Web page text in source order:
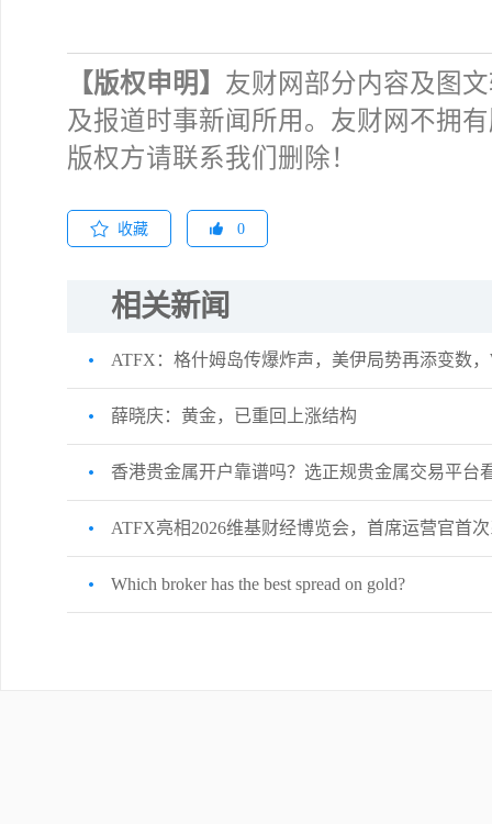
【版权申明】 友财网部分内容及图
及报道时事新闻所用。友财网不拥
版权方请联系我们删除！
收藏 0
相关新闻
ATFX：格什姆岛传爆炸声，美伊局势再添变数
薛晓庆：黄金，已重回上涨结构
香港贵金属开户靠谱吗？选正规贵金属交易平台
ATFX亮相2026维基财经博览会，首席运营官首
Which broker has the best spread on gold?